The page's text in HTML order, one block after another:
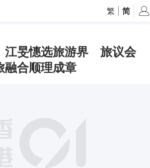
繁 简
江旻憓选旅游界 旅议会
融合顺理成章